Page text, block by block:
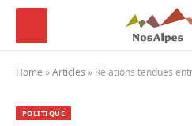
Home »Articles » Relations tendues entre Rome et la
POLITIQUE